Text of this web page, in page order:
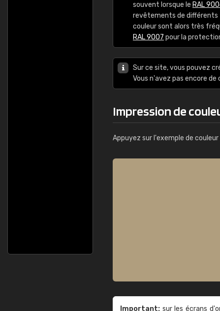
souvent lorsque le RAL
revêtements de différents
couleur sont alors très
RAL 9007 pour la
Sur ce site, vous pouvez
Vous n'avez pas encore
Impression de
Appuyez sur l'exemple de
Important: sur les écrans